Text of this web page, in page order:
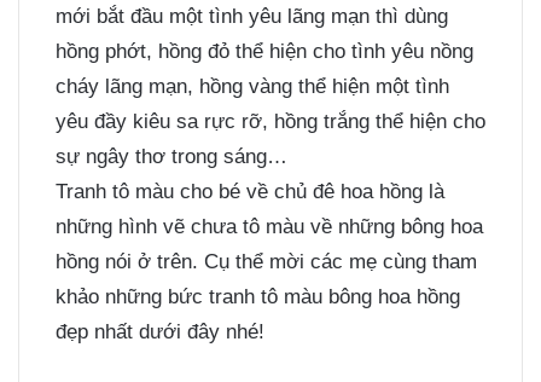
mới bắt đầu một tình yêu lãng mạn thì dùng
hồng phớt, hồng đỏ thể hiện cho tình yêu nồng
cháy lãng mạn, hồng vàng thể hiện một tình
yêu đầy kiêu sa rực rỡ, hồng trắng thể hiện cho
sự ngây thơ trong sáng…
Tranh tô màu cho bé về chủ đê hoa hồng là
những hình vẽ chưa tô màu về những bông hoa
hồng nói ở trên. Cụ thể mời các mẹ cùng tham
khảo những bức tranh tô màu bông hoa hồng
đẹp nhất dưới đây nhé!